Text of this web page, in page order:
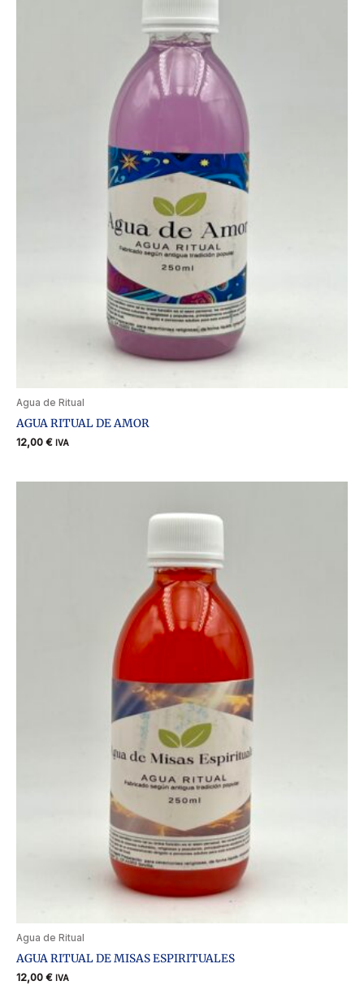
Agua de Ritual
AGUA RITUAL DE AMOR
12,00 € IVA
Agua de Ritual
AGUA RITUAL DE MISAS ESPIRITUALES
12,00 € IVA